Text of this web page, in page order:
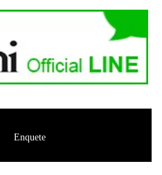
Enquete